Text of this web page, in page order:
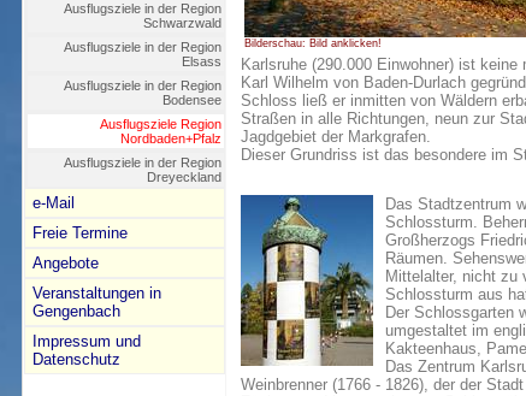
Ausflugsziele in der Region
Schwarzwald
Ausflugsziele in der Region
Elsass
Ausflugsziele in der Region
Bodensee
Ausflugsziele Region
Nordbaden+Pfalz
Ausflugsziele in der Region
Dreyeckland
e-Mail
Freie Termine
Angebote
Veranstaltungen in
Gengenbach
Impressum und
Datenschutz
Bilderschau: Bild anklicken!
Karlsruhe (290.000 Einwohner) ist
Karl Wilhelm von Baden-Durlach
Schloss ließ er inmitten von Wäldern
Straßen in alle Richtungen, neun zur
Jagdgebiet der Markgrafen.
Dieser Grundriss ist das besondere im
Das Stadtzentrum
Schlossturm.
Großherzogs
Räumen.
Mittelalter, nicht zu
Schlossturm aus
Der Schlossgarten
umgestaltet im
Kakteenhaus,
Das Zentrum
Weinbrenner (1766 - 1826), der der